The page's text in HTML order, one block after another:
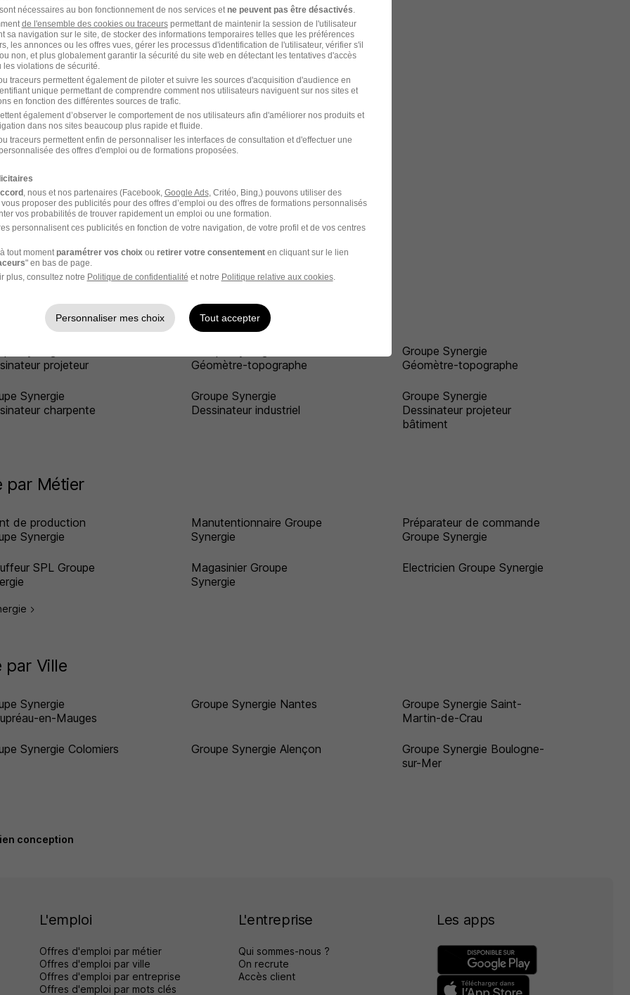
Voir l’offre
1
conceptionchez Groupe Synergie
dans le domaine Architecture
projeteur
Géomètre-topographe
Groupe Synergie
Géomètre-topographe
Synergie
charpente
Groupe Synergie
Dessinateur industriel
Groupe Synergie
Dessinateur projeteur
bâtiment
par Métier
de production
Synergie
Manutentionnaire Groupe
Synergie
Préparateur de commande
Groupe Synergie
SPL Groupe
Magasinier Groupe
Synergie
Electricien Groupe Synergie
par Ville
Synergie
en-Mauges
Groupe Synergie Nantes
Groupe Synergie Saint-
Martin-de-Crau
Synergie Colomiers Groupe Synergie Alençon
Groupe Synergie Boulogne-
sur-Mer
conception
L'emploi
Offres d'emploi par métier
Offres d'emploi par ville
Offres d'emploi par entreprise
Offres d'emploi par mots clés
L'entreprise
Qui sommes-nous ?
On recrute
Accès client
Les apps
nécessaires au bon fonctionnement de nos services etne peuvent pas être désactivés.
de l'ensemble des cookies ou traceurspermettant de maintenir la session de l'utilisateur
sa navigation sur le site, de stocker des informations temporaires telles que les préférences
les annonces ou les offres vues, gérer les processus d'identification de l'utilisateur, vérifier s'il
non, et plus globalement garantir la sécurité du site web en détectant les tentatives d'accès
les violations de sécurité.
traceurs permettent également de piloter et suivre les sources d'acquisition d'audience en
unique permettant de comprendre comment nos utilisateurs naviguent sur nos sites et
en fonction des différentes sources de trafic.
également d’observer le comportement de nos utilisateurs afin d'améliorer nos produits et
dans nos sites beaucoup plus rapide et fluide.
traceurs permettent enfin de personnaliser les interfaces de consultation et d'effectuer une
des offres d'emploi ou de formations proposées.
, nous et nos partenaires (Facebook, Google Ads, Critéo, Bing,) pouvons utiliser des
proposer des publicités pour des offres d’emploi ou des offres de formations personnalisés
vos probabilités de trouver rapidement un emploi ou une formation.
personnalisent ces publicités en fonction de votre navigation, de votre profil et de vos centres
tout momentparamétrer vos choixou retirer votre consentementen cliquant sur le lien
" en bas de page.
plus, consultez notre Politique de confidentialité et notre Politique relative aux cookies.
Personnaliser mes choix Tout accepter